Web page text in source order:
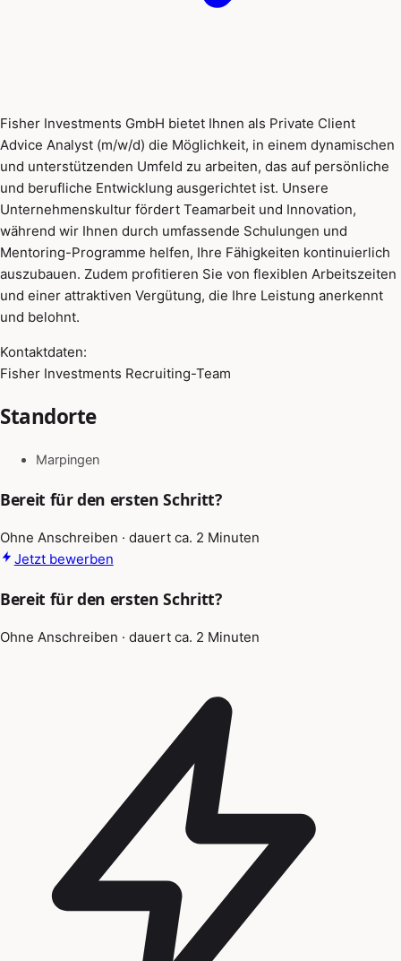
Fisher Investments GmbH bietet Ihnen als Private Client
Advice Analyst (m/w/d) die Möglichkeit, in einem dynamischen
und unterstützenden Umfeld zu arbeiten, das auf persönliche
und berufliche Entwicklung ausgerichtet ist. Unsere
Unternehmenskultur fördert Teamarbeit und Innovation,
während wir Ihnen durch umfassende Schulungen und
Mentoring-Programme helfen, Ihre Fähigkeiten kontinuierlich
auszubauen. Zudem profitieren Sie von flexiblen Arbeitszeiten
und einer attraktiven Vergütung, die Ihre Leistung anerkennt
und belohnt.
Kontaktdaten:
Fisher Investments Recruiting-Team
Standorte
Marpingen
Bereit für den ersten Schritt?
Ohne Anschreiben · dauert ca. 2 Minuten
Jetzt bewerben
Bereit für den ersten Schritt?
Ohne Anschreiben · dauert ca. 2 Minuten